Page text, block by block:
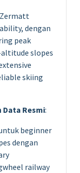
dengan
peak
slopes
skiing
Data Resmi:
beginner
dengan
railway